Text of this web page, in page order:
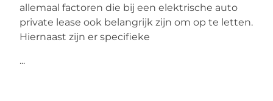
allemaal factoren die bij een elektrische auto
private lease ook belangrijk zijn om op te letten.
Hiernaast zijn er specifieke
...